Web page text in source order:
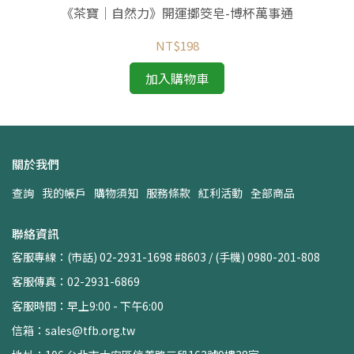
《茶寶│自然力》開運擲筊皂-博杯萬事通
NT$198
加入購物車
關於我們
查詢 我的帳戶 購物須知 服務條款 紅利活動 全部商品
聯絡資訊
客服專線：(市話) 02-2931-1698 #8603 / (手機) 0980-201-808
客服傳真：02-2931-6869
客服時間：早上9:00 - 下午6:00
信箱：sales@tfb.org.tw